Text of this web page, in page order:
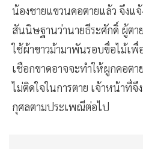
น้องชายแขวนคอตายแล้ว จึงแ
สันนิษฐานว่านายธีระศักดิ์ ผู้ตา
ใช้ผ้าขาวม้ามาพันรอบขื่อไม้เ
เชือกขาดอาจจะทำให้ผูกคอตา
ไม่ติดใจในการตาย เจ้าหน้า
กุศลตามประเพณีต่อไป